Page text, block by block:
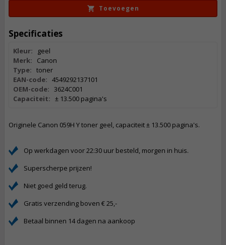
Toevoegen
Specificaties
Kleur:
geel
Merk:
Canon
Type: toner
EAN-code: 4549292137101
OEM-code: 3624C001
Capaciteit: ± 13.500 pagina's
Originele Canon 059H Y toner geel, capaciteit ± 13.500 pagina's.
Op werkdagen voor 22:30 uur besteld, morgen in huis.
Superscherpe prijzen!
Niet goed geld terug.
Gratis verzending boven € 25,-
Betaal binnen 14 dagen na aankoop